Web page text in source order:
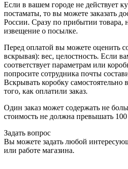
Если в вашем городе не действует
постаматы, то вы можете заказать
России. Сразу по прибытии товара,
извещение о посылке.
Перед оплатой вы можете оценить
вскрывая): вес, целостность. Если
соответствует параметрам или
попросите сотрудника почты
Вскрывать коробку самостоятельно
того, как оплатили заказ.
Один заказ может содержать не
стоимость не должна превышать
Задать вопрос
Вы можете задать любой
или работе магазина.